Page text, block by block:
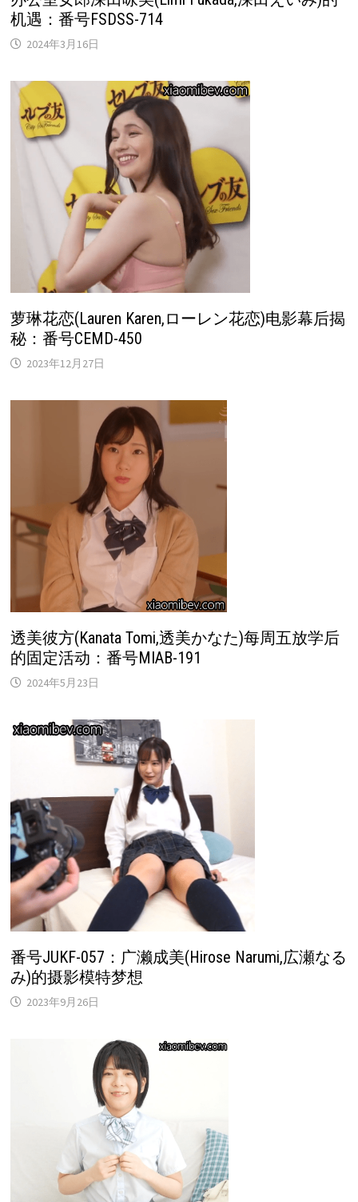
机遇：番号FSDSS-714
2024年3月16日
萝琳花恋(Lauren Karen,ローレン花恋)电影幕后揭
秘：番号CEMD-450
2023年12月27日
透美彼方(Kanata Tomi,透美かなた)每周五放学后
的固定活动：番号MIAB-191
2024年5月23日
番号JUKF-057：广濑成美(Hirose Narumi,広瀬なる
み)的摄影模特梦想
2023年9月26日